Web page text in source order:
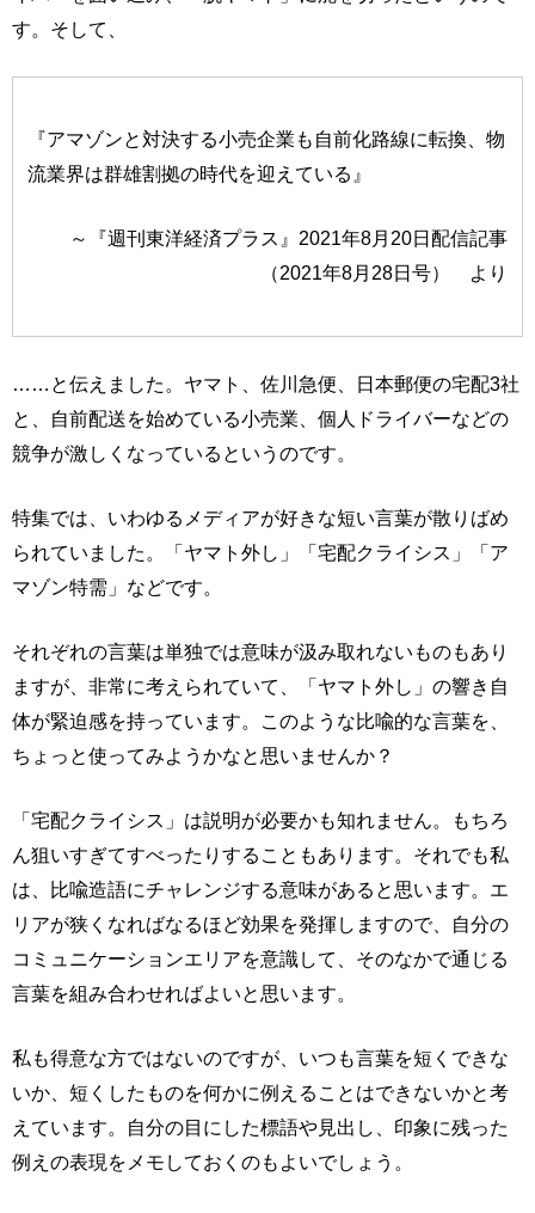
す。そして、
『アマゾンと対決する小売企業も自前化路線に転換、物
流業界は群雄割拠の時代を迎えている』
～『週刊東洋経済プラス』2021年8月20日配信記事
（2021年8月28日号） より
……と伝えました。ヤマト、佐川急便、日本郵便の宅配3社
と、自前配送を始めている小売業、個人ドライバーなどの
競争が激しくなっているというのです。
特集では、いわゆるメディアが好きな短い言葉が散りばめ
られていました。「ヤマト外し」「宅配クライシス」「ア
マゾン特需」などです。
それぞれの言葉は単独では意味が汲み取れないものもあり
ますが、非常に考えられていて、「ヤマト外し」の響き自
体が緊迫感を持っています。このような比喩的な言葉を、
ちょっと使ってみようかなと思いませんか？
「宅配クライシス」は説明が必要かも知れません。もちろ
ん狙いすぎてすべったりすることもあります。それでも私
は、比喩造語にチャレンジする意味があると思います。エ
リアが狭くなればなるほど効果を発揮しますので、自分の
コミュニケーションエリアを意識して、そのなかで通じる
言葉を組み合わせればよいと思います。
私も得意な方ではないのですが、いつも言葉を短くできな
いか、短くしたものを何かに例えることはできないかと考
えています。自分の目にした標語や見出し、印象に残った
例えの表現をメモしておくのもよいでしょう。